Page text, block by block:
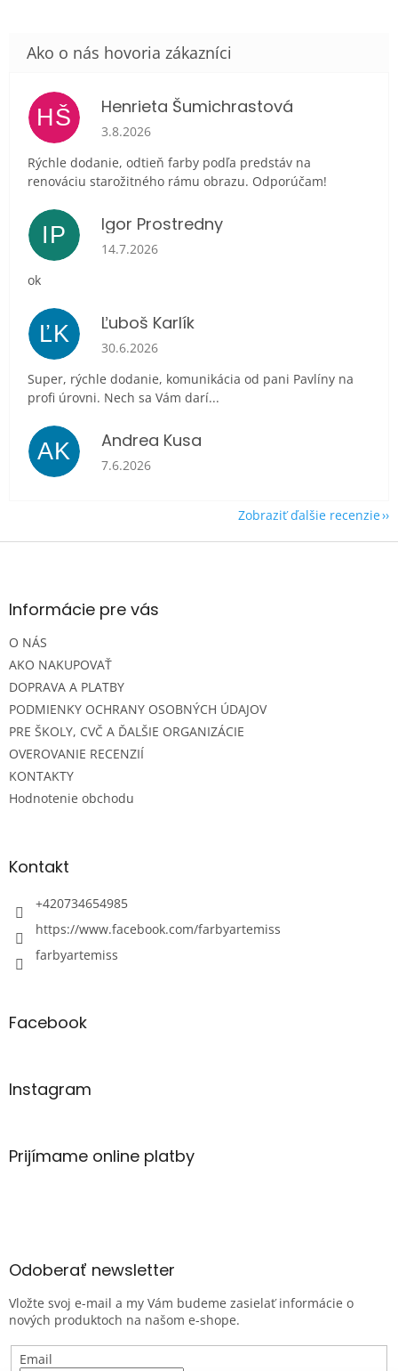
HŠ Henrieta Šumichrastová
Hodnotenie obchodu je 5 z 5 hviezdičiek.
3.8.2026
Rýchle dodanie, odtieň farby podľa predstáv na
renováciu starožitného rámu obrazu. Odporúčam!
IP Igor Prostredny
Hodnotenie obchodu je 5 z 5 hviezdičiek.
14.7.2026
ok
ĽK Ľuboš Karlík
Hodnotenie obchodu je 5 z 5 hviezdičiek.
30.6.2026
Super, rýchle dodanie, komunikácia od pani Pavlíny na
profi úrovni. Nech sa Vám darí...
AK Andrea Kusa
Hodnotenie obchodu je 5 z 5 hviezdičiek.
7.6.2026
Zobraziť ďalšie recenzie
Z
ä
e
Informácie pre vás
O NÁS
AKO NAKUPOVAŤ
DOPRAVA A PLATBY
PODMIENKY OCHRANY OSOBNÝCH ÚDAJOV
PRE ŠKOLY, CVČ A ĎALŠIE ORGANIZÁCIE
OVEROVANIE RECENZIÍ
KONTAKTY
Hodnotenie obchodu
Kontakt
+420734654985
https://www.facebook.com/farbyartemiss
farbyartemiss
Facebook
Instagram
Prijímame online platby
Odoberať newsletter
Vložte svoj e-mail a my Vám budeme zasielať informácie o
nových produktoch na našom e-shope.
Email